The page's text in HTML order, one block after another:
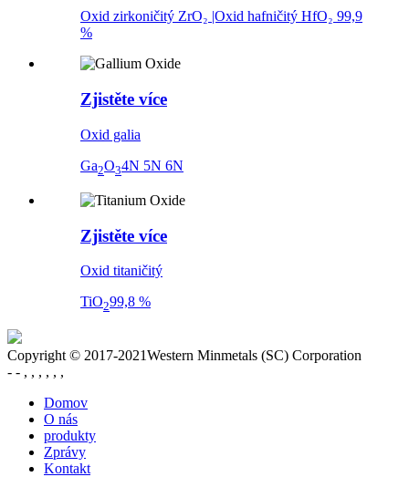
Oxid zirkoničitý ZrO₂ |Oxid hafničitý HfO₂ 99,9
%
Zjistěte více
Oxid galia
Ga2O34N 5N 6N
Zjistěte více
Oxid titaničitý
TiO299,8 %
Copyright © 2017-2021Western Minmetals (SC) Corporation
- - , , , , , ,
Domov
O nás
produkty
Zprávy
Kontakt